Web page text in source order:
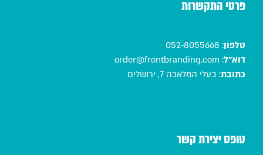
פרטי התקשרות
טלפון:
052-8055668
דוא"ל:
order@frontbranding.com
כתובת: בעלי המלאכה 7, ירושלים
טופס יצירת קשר